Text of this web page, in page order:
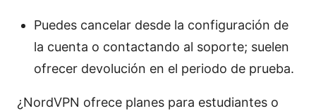
Puedes cancelar desde la configuración de
la cuenta o contactando al soporte; suelen
ofrecer devolución en el periodo de prueba.
¿NordVPN ofrece planes para estudiantes o